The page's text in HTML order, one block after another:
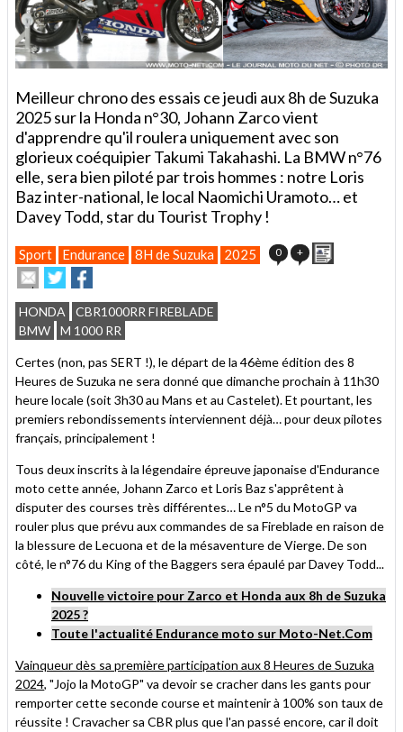
Meilleur chrono des essais ce jeudi aux 8h de Suzuka
2025 sur la Honda n°30, Johann Zarco vient
d'apprendre qu'il roulera uniquement avec son
glorieux coéquipier Takumi Takahashi. La BMW n°76
elle, sera bien piloté par trois hommes : notre Loris
Baz inter-national, le local Naomichi Uramoto… et
Davey Todd, star du Tourist Trophy !
Sport Endurance 8H de Suzuka 2025 0 +
Envoyer
cet
article
à
un
Partager
sur
Twitter
sur
Facebook
HONDA
CBR1000RR FIREBLADE
BMW
M 1000 RR
Certes (non, pas SERT !), le départ de la 46ème édition des 8
Heures de Suzuka ne sera donné que dimanche prochain à 11h30
heure locale (soit 3h30 au Mans et au Castelet). Et pourtant, les
premiers rebondissements interviennent déjà… pour deux pilotes
français, principalement !
Tous deux inscrits à la légendaire épreuve japonaise d'Endurance
moto cette année, Johann Zarco et Loris Baz s'apprêtent à
disputer des courses très différentes… Le n°5 du MotoGP va
rouler plus que prévu aux commandes de sa Fireblade en raison de
la blessure de Lecuona et de la mésaventure de Vierge. De son
côté, le n°76 du King of the Baggers sera épaulé par Davey Todd...
Nouvelle victoire pour Zarco et Honda aux 8h de Suzuka
2025 ?
Toute l'actualité Endurance moto sur Moto-Net.Com
Vainqueur dès sa première participation aux 8 Heures de Suzuka
2024, "Jojo la MotoGP" va devoir se cracher dans les gants pour
remporter cette seconde course et maintenir à 100% son taux de
réussite ! Cravacher sa CBR plus que l'an passé encore, car il doit